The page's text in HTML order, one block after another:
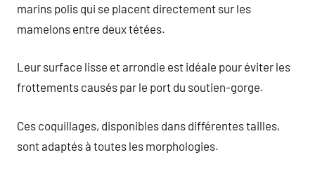
marins polis qui se placent directement sur les
mamelons entre deux tétées.
Leur surface lisse et arrondie est idéale pour éviter les
frottements causés par le port du soutien-gorge.
Ces coquillages, disponibles dans différentes tailles,
sont adaptés à toutes les morphologies.